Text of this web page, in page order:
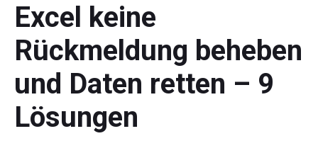
Excel keine
Rückmeldung beheben
und Daten retten – 9
Lösungen